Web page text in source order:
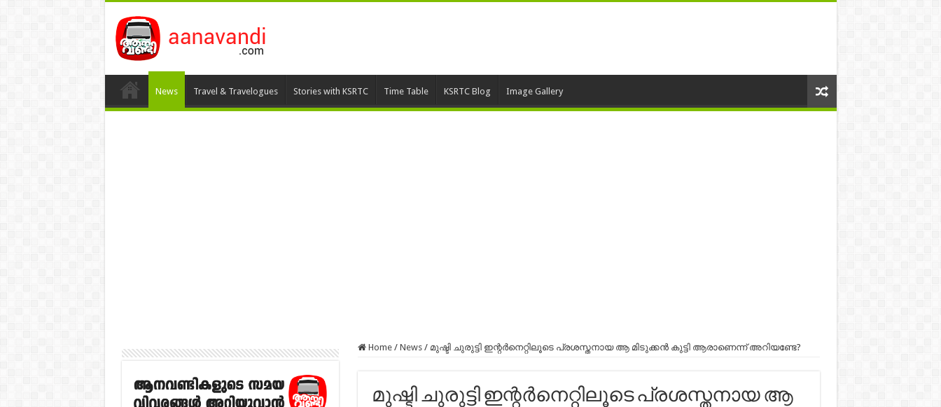
News Travel & Travelogues Stories with KSRTC Time Table KSRTC Blog Image Gallery
Home / News / മുഷ്ടി ചുരുട്ടി ഇന്റർനെറ്റിലൂടെ പ്രശസ്തനായ ആ മിടുക്കൻ കുട്ടി ആരാണെന്ന് അറിയണ്ടേ?
മുഷ്ടി ചുരുട്ടി ഇന്റർനെറ്റിലൂടെ പ്രശസ്തനായ ആ